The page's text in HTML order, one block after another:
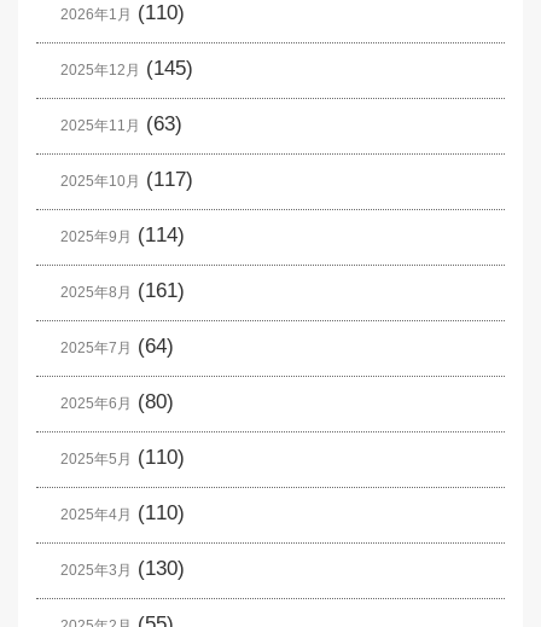
2026年1月 (110)
2025年12月 (145)
2025年11月 (63)
2025年10月 (117)
2025年9月 (114)
2025年8月 (161)
2025年7月 (64)
2025年6月 (80)
2025年5月 (110)
2025年4月 (110)
2025年3月 (130)